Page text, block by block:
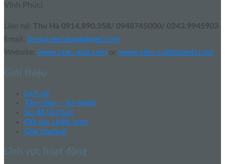
Vĩnh Phúc)
Liên hệ: Thu Hà 0914.890.358/ 0948745000/ 0243.9945903
Email: thuha.vtecasia@gmail.com
Website: www.vtec-asia.com or www.vtec-codienlanh.com
Giới thiệu
Lịch sử
Tầm nhìn – Sứ mệnh
Sơ đồ tổ chức
Đối tác chiến lược
Giải thưởng
Lĩnh vực hoạt động